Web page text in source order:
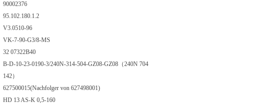
90002376
95.102.180.1.2
V3.0510-96
VK-7-90-G3/8-MS
32 07322B40
B-D-10-23-0190-3/240N-314-504-GZ08-GZ08（240N 704
142）
627500015(Nachfolger von 627498001)
HD 13 AS-K 0,5-160